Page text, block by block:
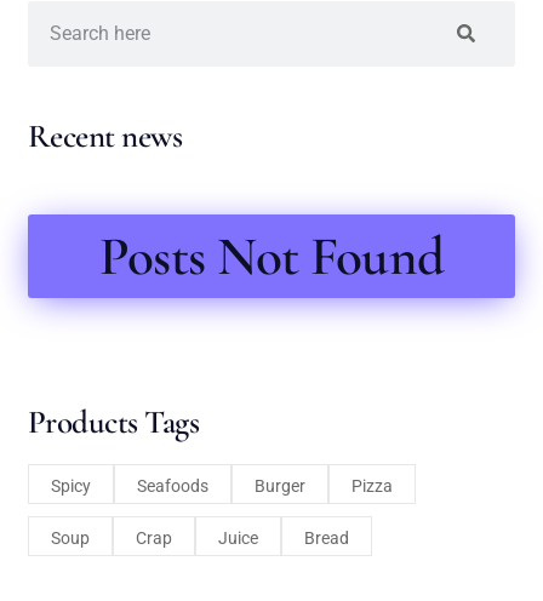
Recent news
Posts Not Found
Products Tags
Spicy Seafoods Burger Pizza
Soup Crap Juice Bread